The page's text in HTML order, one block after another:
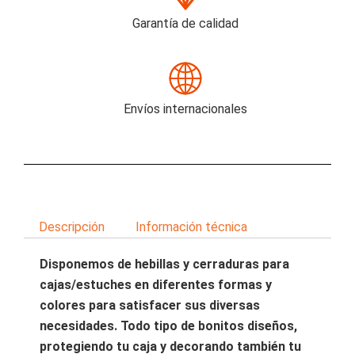
Garantía de calidad
Envíos internacionales
Descripción Información técnica
Disponemos de hebillas y cerraduras para
cajas/estuches en diferentes formas y
colores para satisfacer sus diversas
necesidades. Todo tipo de bonitos diseños,
protegiendo tu caja y decorando también tu